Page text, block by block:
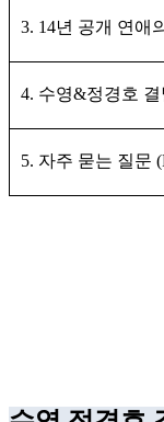
3. 14년 공개 연애
4. 수영&정경호
5. 자주 묻는 질문